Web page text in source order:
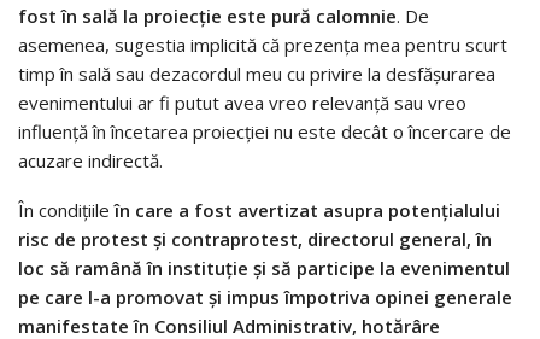
fost în sală la proiecţie este pură calomnie. De
asemenea, sugestia implicită că prezenţa mea pentru scurt
timp în sală sau dezacordul meu cu privire la desfăşurarea
evenimentului ar fi putut avea vreo relevanţă sau vreo
influenţă în încetarea proiecţiei nu este decât o încercare de
acuzare indirectă.
În condiţiileîn care a fost avertizat asupra potenţialului
risc de protest şi contraprotest, directorul general, în
loc să ramână în instituţie şi să participe la evenimentul
pe care l-a promovat şi impus împotriva opinei generale
manifestate în Consiliul Administrativ, hotărâre